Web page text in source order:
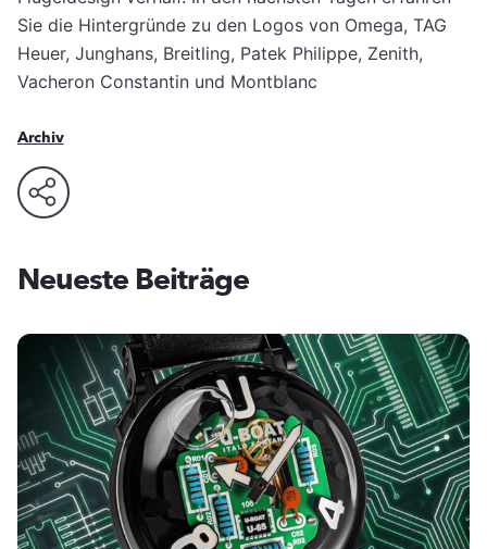
Sie die Hintergründe zu den Logos von Omega, TAG
Heuer, Junghans, Breitling, Patek Philippe, Zenith,
Vacheron Constantin und Montblanc
Archiv
Neueste Beiträge